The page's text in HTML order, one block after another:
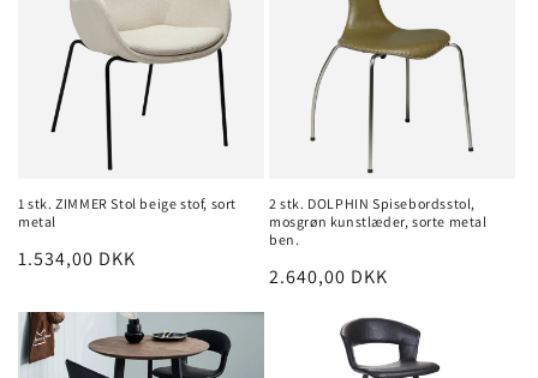
1 stk. ZIMMER Stol beige stof, sort
metal
Normalpris
1.534,00 DKK
2 stk. DOLPHIN Spisebordsstol,
mosgrøn kunstlæder, sorte metal
ben.
Normalpris
2.640,00 DKK